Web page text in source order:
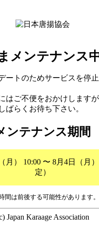
メンテナンス
ートのためサービスを停
はご不便をおかけします
ばらくお待ち下さい。
ンテナンス期間
月） 10:00 〜 8月4日（月
定）
間は前後する可能性があります。
Japan Karaage Association